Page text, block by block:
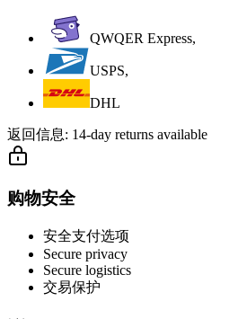
QWQER Express,
USPS,
DHL
返回信息: 14-day returns available
购物安全
安全支付选项
Secure privacy
Secure logistics
交易保护